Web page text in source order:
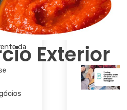
Exterior
de
da